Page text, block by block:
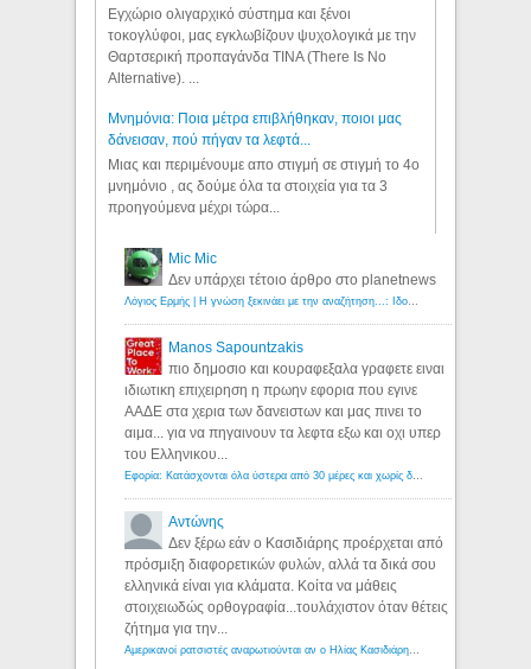
Εγχώριο ολιγαρχικό σύστημα και ξένοι
τοκογλύφοι, μας εγκλωβίζουν ψυχολογικά με την
Θαρτσερική προπαγάνδα TINA (There Is No
Alternative). ...
Μνημόνια: Ποια μέτρα επιβλήθηκαν, ποιοι μας
δάνεισαν, πού πήγαν τα λεφτά...
Μιας και περιμένουμε απο στιγμή σε στιγμή το 4ο
μνημόνιο , ας δούμε όλα τα στοιχεία για τα 3
προηγούμενα μέχρι τώρα...
Mic Mic
Δεν υπάρχει τέτοιο άρθρο στο planetnews
Λόγιος Ερμής | Η γνώση ξεκινάει με την αναζήτηση...: Ιδού οι 18 που χρωστούν 11 δις ευρώ!
Manos Sapountzakis
πιο δημοσιο και κουραφεξαλα γραφετε ειναι
ιδιωτικη επιχειρηση η πρωην εφορια που εγινε
ΑΑΔΕ στα χερια των δανειστων και μας πινει το
αιμα... για να πηγαινουν τα λεφτα εξω και οχι υπερ
του Ελληνικου...
Εφορία: Κατάσχονται όλα ύστερα από 30 μέρες και χωρίς δικαστικές αποφάσεις - Λόγιος Ερμής
Αντώνης
Δεν ξέρω εάν ο Κασιδιάρης προέρχεται από
πρόσμιξη διαφορετικών φυλών, αλλά τα δικά σου
ελληνικά είναι για κλάματα. Κοίτα να μάθεις
στοιχειωδώς ορθογραφία...τουλάχιστον όταν θέτεις
ζήτημα για την...
Αμερικανοί ρατσιστές αναρωτιούνται αν ο Ηλίας Κασιδιάρης ανήκει στη λευκή φυλή... - Λόγιος Ερμής